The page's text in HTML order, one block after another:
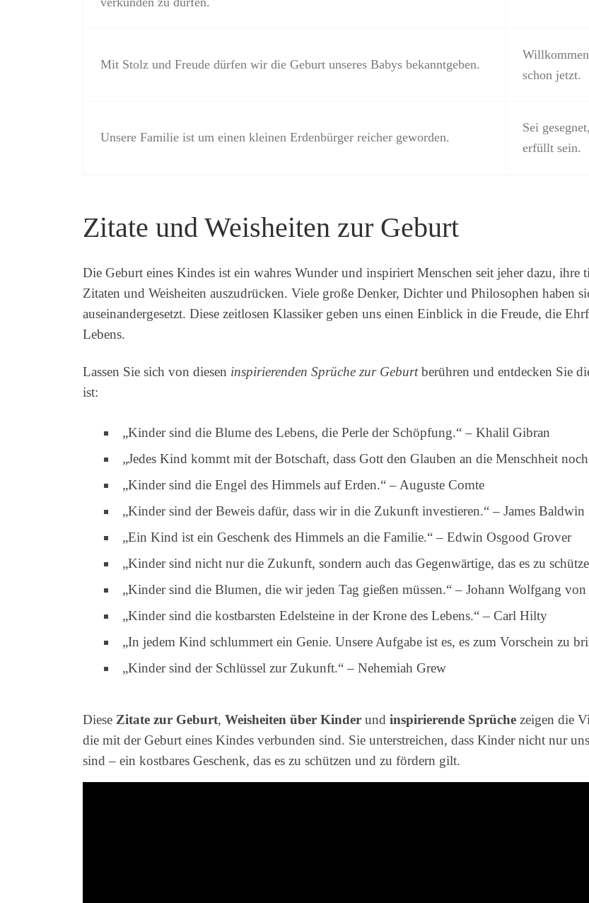
Mit Stolz und Freude dürfen wir die Geburt unseres Babys bekanntgeben.
schon jetzt.
Unsere Familie ist um einen kleinen Erdenbürger reicher geworden.
Sei
erfüllt sein.
Zitate und Weisheiten zur Geburt
Die Geburt eines Kindes ist ein wahres Wunder und inspiriert Menschen seit jeher dazu,
Zitaten und Weisheiten auszudrücken. Viele große Denker, Dichter und Philosophen haben
auseinandergesetzt. Diese zeitlosen Klassiker geben uns einen Einblick in die Freude, die
Lebens.
Lassen Sie sich von diesen inspirierenden Sprüche zur Geburtberühren und entdecken Sie
ist:
„Kinder sind die Blume des Lebens, die Perle der Schöpfung.“ – Khalil Gibran
„Jedes Kind kommt mit der Botschaft, dass Gott den Glauben an die Menschheit
„Kinder sind die Engel des Himmels auf Erden.“ – Auguste Comte
„Kinder sind der Beweis dafür, dass wir in die Zukunft investieren.“ – James Baldwin
„Ein Kind ist ein Geschenk des Himmels an die Familie.“ – Edwin Osgood Grover
„Kinder sind nicht nur die Zukunft, sondern auch das Gegenwärtige, das es zu
„Kinder sind die Blumen, die wir jeden Tag gießen müssen.“ – Johann Wolfgang von
„Kinder sind die kostbarsten Edelsteine in der Krone des Lebens.“ – Carl Hilty
„In jedem Kind schlummert ein Genie. Unsere Aufgabe ist es, es zum Vorschein zu
„Kinder sind der Schlüssel zur Zukunft.“ – Nehemiah Grew
Diese Zitate zur Geburt, Weisheiten über Kinder und inspirierende Sprüche zeigen die
die mit der Geburt eines Kindes verbunden sind. Sie unterstreichen, dass Kinder nicht nur
sind – ein kostbares Geschenk, das es zu schützen und zu fördern gilt.